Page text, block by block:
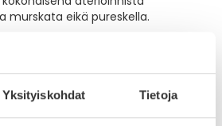
Yksityiskohdat Tietoja
murskata eikä pureskella.
virtsan eritystä poistamalla